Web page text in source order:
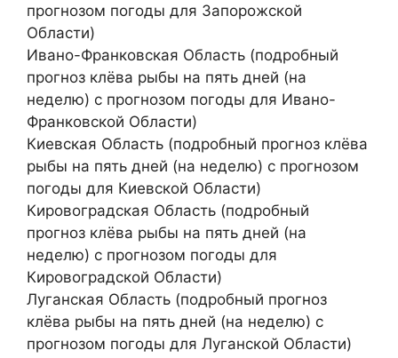
прогнозом погоды для Запорожской
Области)
Ивано-Франковская Область (подробный
прогноз клёва рыбы на пять дней (на
неделю) с прогнозом погоды для Ивано-
Франковской Области)
Киевская Область (подробный прогноз клёва
рыбы на пять дней (на неделю) с прогнозом
погоды для Киевской Области)
Кировоградская Область (подробный
прогноз клёва рыбы на пять дней (на
неделю) с прогнозом погоды для
Кировоградской Области)
Луганская Область (подробный прогноз
клёва рыбы на пять дней (на неделю) с
прогнозом погоды для Луганской Области)